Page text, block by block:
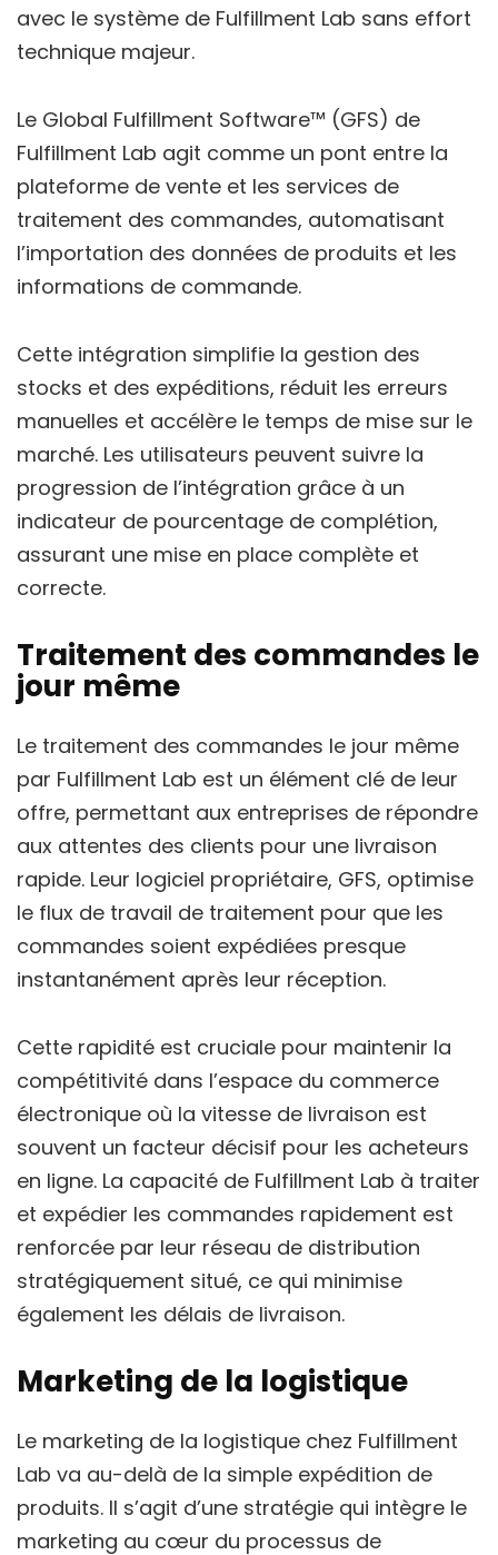
avec le système de Fulfillment Lab sans effort
technique majeur.
Le Global Fulfillment Software™ (GFS) de
Fulfillment Lab agit comme un pont entre la
plateforme de vente et les services de
traitement des commandes, automatisant
l’importation des données de produits et les
informations de commande.
Cette intégration simplifie la gestion des
stocks et des expéditions, réduit les erreurs
manuelles et accélère le temps de mise sur le
marché. Les utilisateurs peuvent suivre la
progression de l’intégration grâce à un
indicateur de pourcentage de complétion,
assurant une mise en place complète et
correcte.
Traitement des commandes le
jour même
Le traitement des commandes le jour même
par Fulfillment Lab est un élément clé de leur
offre, permettant aux entreprises de répondre
aux attentes des clients pour une livraison
rapide. Leur logiciel propriétaire, GFS, optimise
le flux de travail de traitement pour que les
commandes soient expédiées presque
instantanément après leur réception.
Cette rapidité est cruciale pour maintenir la
compétitivité dans l’espace du commerce
électronique où la vitesse de livraison est
souvent un facteur décisif pour les acheteurs
en ligne. La capacité de Fulfillment Lab à traiter
et expédier les commandes rapidement est
renforcée par leur réseau de distribution
stratégiquement situé, ce qui minimise
également les délais de livraison.
Marketing de la logistique
Le marketing de la logistique chez Fulfillment
Lab va au-delà de la simple expédition de
produits. Il s’agit d’une stratégie qui intègre le
marketing au cœur du processus de